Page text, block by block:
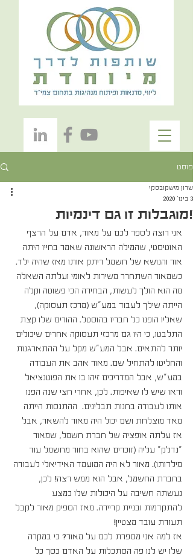
פוסט
!מוגבלות זו גם דינמיות
שרון מישקובסקי
3 בינו׳ 2020
אני רוצה לספר לכם על מאור, אדם על הרצף
האוטיסטי, שהמילה הראשונה שאמר בחייו היתה
אור והנושא של חשמל ריתק אותו מאז שהיה ילד.
כשמאור השתחרר משירות לאומי ועלתה השאלה
מה הוא הולך לעשות, הבחירה הכי פשוטה וקלה
הייתה שילך לעבוד במע"ש (מרכז תעסוקה),
שאליו הופנו כל חבריו בהוסטל. ההורים שלו קצת
התלבטו, כי היו גם מרכזי תעסוקה אחרים שיכולים
יותר להתאים. אבל המע"ש מקל על ההתארגנות
והחליטו להתחיל שם. מאור אהב את העבודה
במע"ש, אבל המדריכים זיהו בו את הפוטנציאל
וראו שיש לו שאיפות. לכן, אחרי חצי שנה הפנו
אותו לעבודה בחנות תבלינים.  ההתנסות הייתה
מאד מוצלחת ושם יכול היה מאור להשאר, אבל
אז עלתה אופציה של חברת חשמל, שמאור
"נדלק" עליה (זוכרים שהוא בחור מחשמל עוד
מילדותו). מאור לא היה המועמד האידיאלי לעבודה
בחברת החשמל, אבל הוא ממש רצה! לכן,
נעשתה חשיבה על היכולות שלו כמצע
להתקדמות ובניית קריירה. מאז הספיק מאור לקבל
תעודת עובד מצטיין!
אז למה אני מספרת לכם על מאור? כי במקרה
שלו יש לנו פה הסתכלות על האדם כסך כל